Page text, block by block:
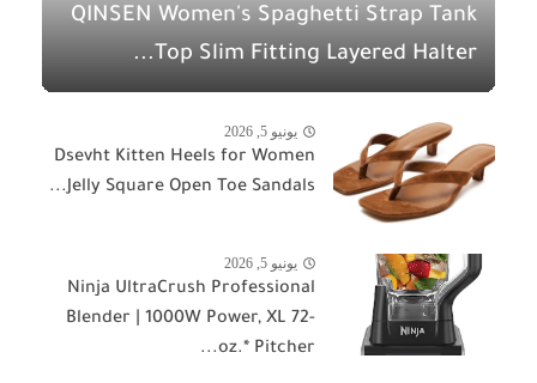
QINSEN Women's Spaghetti Strap Tank
Top Slim Fitting Layered Halter...
يونيو 5, 2026
Dsevht Kitten Heels for Women
Jelly Square Open Toe Sandals...
يونيو 5, 2026
Ninja UltraCrush Professional
Blender | 1000W Power, XL 72-
oz.* Pitcher...